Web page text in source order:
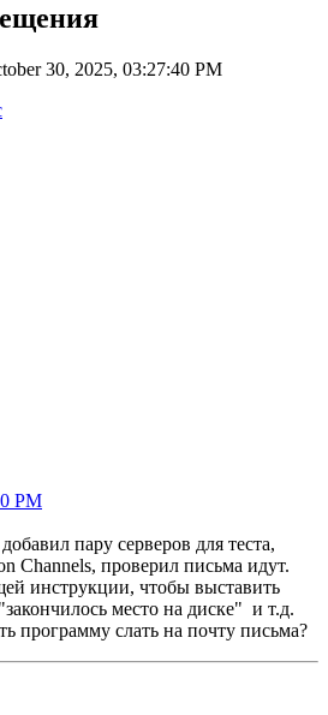
30, 2025, 03:27:40 PM
PM
пару серверов для теста,
Channels, проверил письма идут.
инструкции, чтобы выставить
место на диске" и т.д.
программу слать на почту письма?